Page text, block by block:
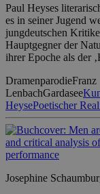
Paul Heyses
es in seiner Jugend
jungdeutschen
Hauptgegner der
ihrer Epoche als der
DramenparodieFranz
LenbachGardasee
HeysePoetischer
Josephine